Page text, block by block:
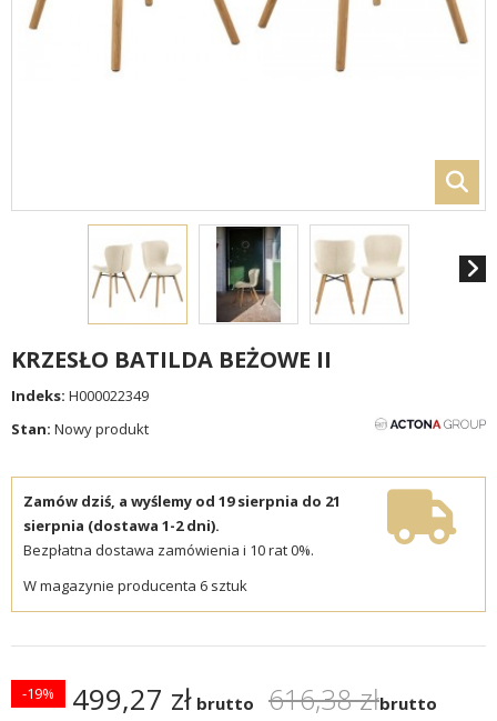
KRZESŁO BATILDA BEŻOWE II
Indeks: H000022349
Stan: Nowy produkt
Zamów dziś, a wyślemy od 19 sierpnia do 21
sierpnia (dostawa 1-2 dni).
Bezpłatna dostawa zamówienia i 10 rat 0%.
W magazynie producenta 6 sztuk
499,27 zł brutto 616,38 złbrutto
-19%